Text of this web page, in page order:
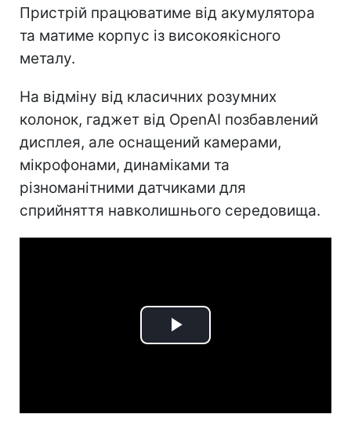
Пристрій працюватиме від акумулятора
та матиме корпус із високоякісного
металу.
На відміну від класичних розумних
колонок, гаджет від OpenAI позбавлений
дисплея, але оснащений камерами,
мікрофонами, динаміками та
різноманітними датчиками для
сприйняття навколишнього середовища.
Play